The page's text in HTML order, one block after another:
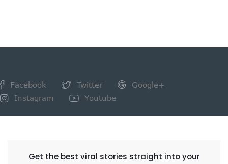
Facebook Twitter
Google+
Instagram
Youtube
Get the best viral stories straight into your